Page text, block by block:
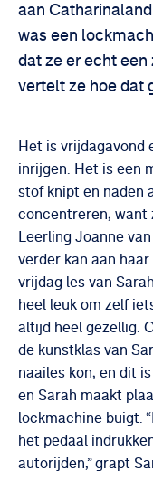
aan
was een
dat ze er echt een
vertelt ze hoe dat
Het is vrijdagavond
inrijgen. Het is een
stof knipt en naden
concentreren, want
Leerling Joanne
verder kan aan
vrijdag les van
heel leuk om zelf
altijd heel gezellig.
de kunstklas van
naailes kon, en dit
en Sarah maakt
lockmachine buigt.
het pedaal
autorijden,” grapt